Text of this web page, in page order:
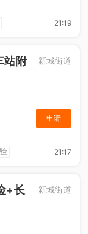
21:19
站附
新城街道
申请
21:17
+长
新城街道